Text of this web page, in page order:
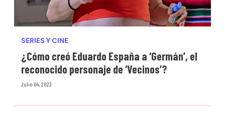
SERIES Y CINE
¿Cómo creó Eduardo España a ‘Germán’, el
reconocido personaje de ‘Vecinos’?
Julio 04, 2023